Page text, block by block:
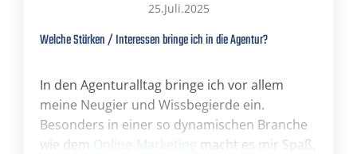
25.Juli.2025
Welche Stärken / Interessen bringe ich in die Agentur?
In den Agenturalltag bringe ich vor allem
meine Neugier und Wissbegierde ein.
Besonders in einer so dynamischen Branche
wie dem Online-Marketing macht es mir Spaß,